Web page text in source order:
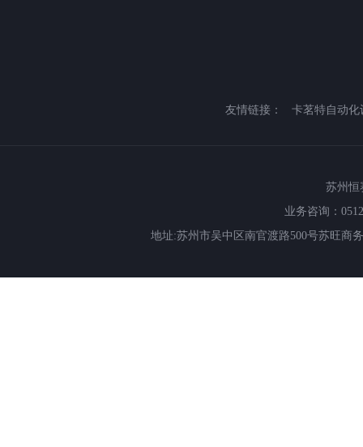
友情链接： 卡茗特自动
苏州
业务咨询：
地址:苏州市吴中区南官渡路500号苏旺商